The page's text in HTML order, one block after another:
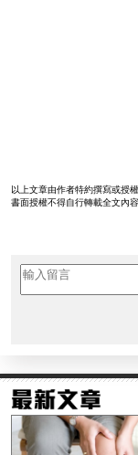
以上文章由作者特約撰寫或授
書面授權不得自行轉載全文內